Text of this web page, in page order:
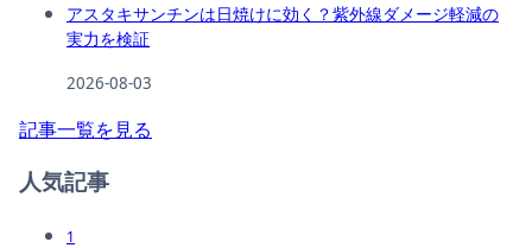
アスタキサンチンは日焼けに効く？紫外線ダメージ軽減の
実力を検証
2026-08-03
記事一覧を見る
人気記事
1